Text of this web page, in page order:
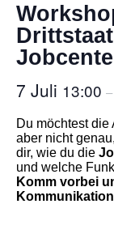
7 Juli 13:00 –
Du möchtest
aber nicht
dir, wie du die
und welche
Komm vorbei